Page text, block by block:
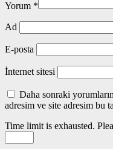
Yorum *
Ad
E-posta
İnternet sitesi
Daha sonraki
adresim ve site adresim bu
Time limit is exhausted.